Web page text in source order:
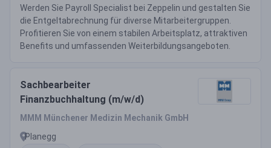
Werden Sie Payroll Specialist bei Zeppelin und gestalten Sie
die Entgeltabrechnung für diverse Mitarbeitergruppen.
Profitieren Sie von einem stabilen Arbeitsplatz, attraktiven
Benefits und umfassenden Weiterbildungsangeboten.
Sachbearbeiter
Finanzbuchhaltung (m/w/d)
MMM Münchener Medizin Mechanik GmbH
Planegg